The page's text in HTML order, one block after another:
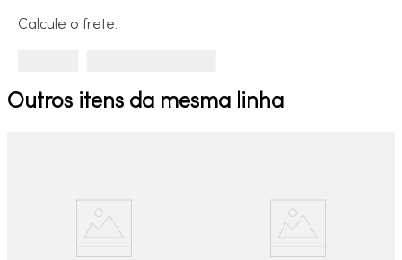
Calcule o frete:
Outros itens da mesma linha